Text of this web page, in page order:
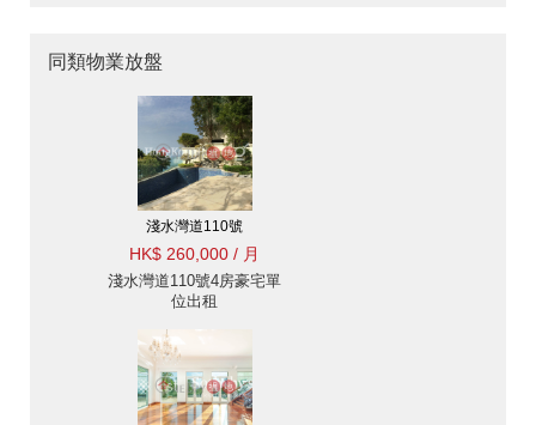
同類物業放盤
淺水灣道110號
HK$ 260,000 / 月
淺水灣道110號4房豪宅單
位出租